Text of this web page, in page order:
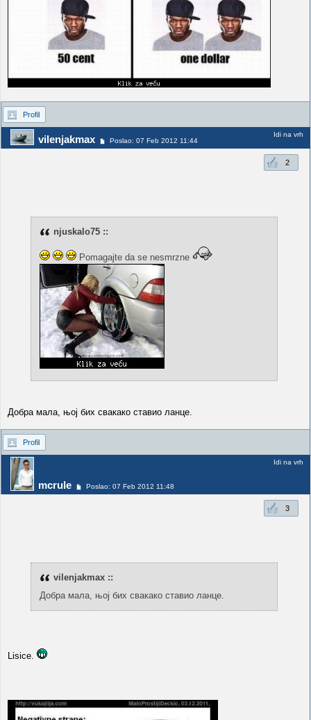
Profil
vilenjakmax Poslao: 07 Feb 2012 11:44
Idi na vrh
2
njuskalo75 ::
Pomagajte da se nesmrzne
Добра мала, њој бих свакако ставио ланце.
Profil
mcrule Poslao: 07 Feb 2012 11:48
Idi na vrh
3
vilenjakmax ::
Добра мала, њој бих свакако ставио ланце.
Lisice.